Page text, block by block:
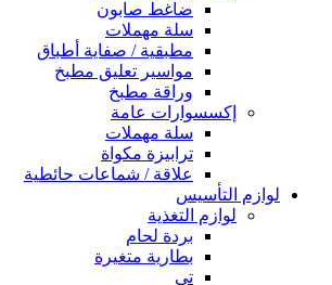
ضاغط صابون
سلة مهملات
مطبقية / صفاية أطباق
مواسير تعليق مطبخ
وراقة مطبخ
إكسسوارات عامة
سلة مهملات
ترابيزة مكواة
علاقة / شماعات حائطية
لوازم التأسيس
لوازم التغذية
بردة لحام
بطارية متغيرة
تي